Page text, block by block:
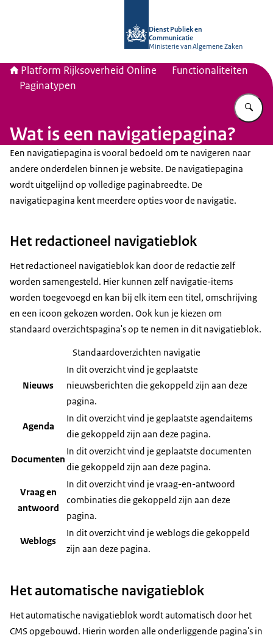
Dienst Publiek en
Communicatie
Ministerie van Algemene Zaken
Platform Rijksoverheid Online
Functionaliteiten
Paginatypen
Wat is een navigatiepagina?
Een navigatiepagina is vooral bedoeld om te navigeren naar
andere onderdelen binnen je website. De navigatiepagina
wordt uitgelijnd op volledige paginabreedte. De
navigatiepagina kent meerdere opties voor de navigatie.
Het redactioneel navigatieblok
Het redactioneel navigatieblok kan door de redactie zelf
worden samengesteld. Hier kunnen zelf navigatie-items
worden toegevoegd en kan bij elk item een titel, omschrijving
en een icoon gekozen worden. Ook kun je kiezen om
standaard overzichtspagina's op te nemen in dit navigatieblok.
Standaardoverzichten navigatie
Nieuws
In dit overzicht vind je geplaatste
nieuwsberichten die gekoppeld zijn aan deze
pagina.
Agenda
In dit overzicht vind je geplaatste agendaitems
die gekoppeld zijn aan deze pagina.
Documenten
In dit overzicht vind je geplaatste documenten
die gekoppeld zijn aan deze pagina.
Vraag en
antwoord
In dit overzicht vind je vraag-en-antwoord
combinaties die gekoppeld zijn aan deze
pagina.
Weblogs
In dit overzicht vind je weblogs die gekoppeld
zijn aan deze pagina.
Het automatische navigatieblok
Het automatische navigatieblok wordt automatisch door het
CMS opgebouwd. Hierin worden alle onderliggende pagina's in